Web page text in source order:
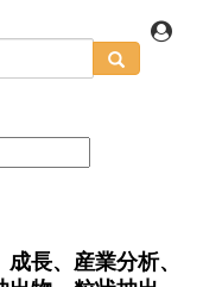
長、産業分析、